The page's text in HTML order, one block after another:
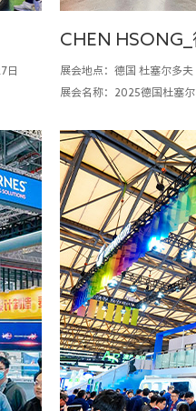
日
CHEN
展会地点：德国 杜塞尔多夫